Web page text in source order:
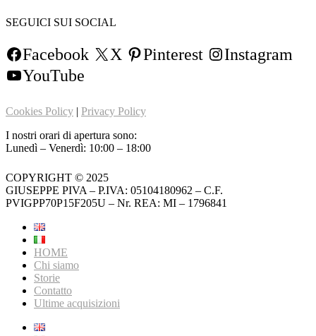
SEGUICI SUI SOCIAL
Facebook X Pinterest
Instagram
YouTube
Cookies Policy | Privacy Policy
I nostri orari di apertura sono:
Lunedì – Venerdì: 10:00 – 18:00
COPYRIGHT © 2025
GIUSEPPE PIVA – P.IVA: 05104180962 – C.F.
PVIGPP70P15F205U – Nr. REA: MI – 1796841
HOME
Chi siamo
Storie
Contatto
Ultime acquisizioni